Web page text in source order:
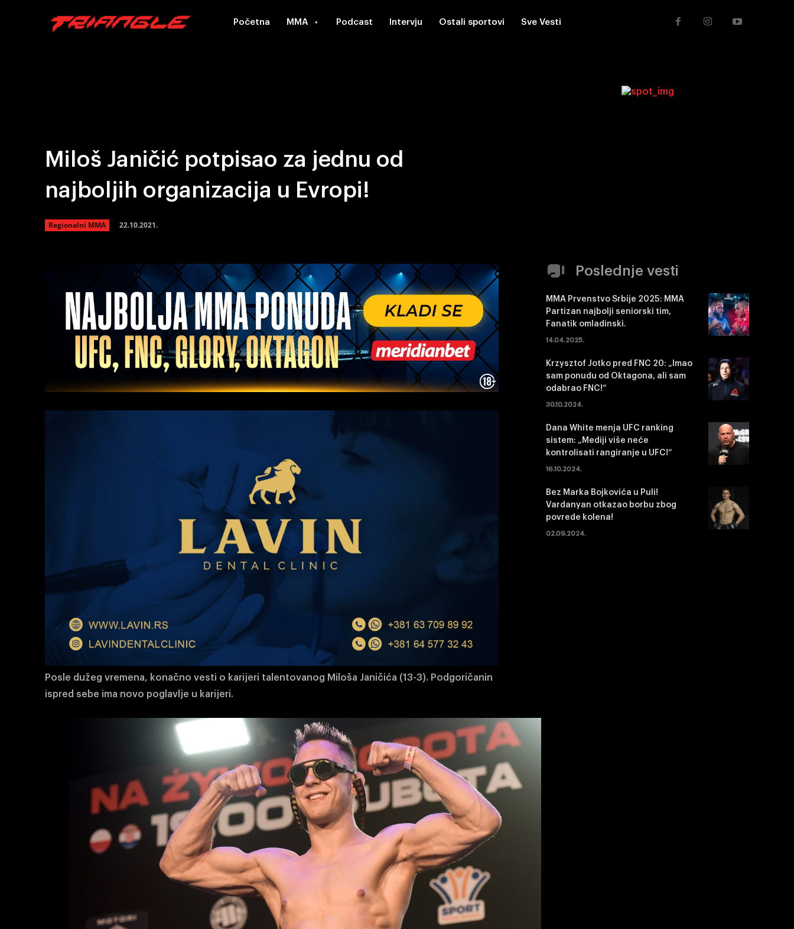
Početna MMA Podcast Intervju Ostali sportovi Sve Vesti
Miloš Janičić potpisao za jednu od
najboljih organizacija u Evropi!
Regionalni MMA 22.10.2021.
Posle dužeg vremena, konačno vesti o karijeri talentovanog Miloša Janičića (13-3). Podgoričanin
ispred sebe ima novo poglavlje u karijeri.
Poslednje vesti
MMA Prvenstvo Srbije 2025: MMA
Partizan najbolji seniorski tim,
Fanatik omladinski.
14.04.2025.
Krzysztof Jotko pred FNC 20: „Imao
sam ponudu od Oktagona, ali sam
odabrao FNC!“
30.10.2024.
Dana White menja UFC ranking
sistem: „Mediji više neće
kontrolisati rangiranje u UFC!“
16.10.2024.
Bez Marka Bojkovića u Puli!
Vardanyan otkazao borbu zbog
povrede kolena!
02.09.2024.